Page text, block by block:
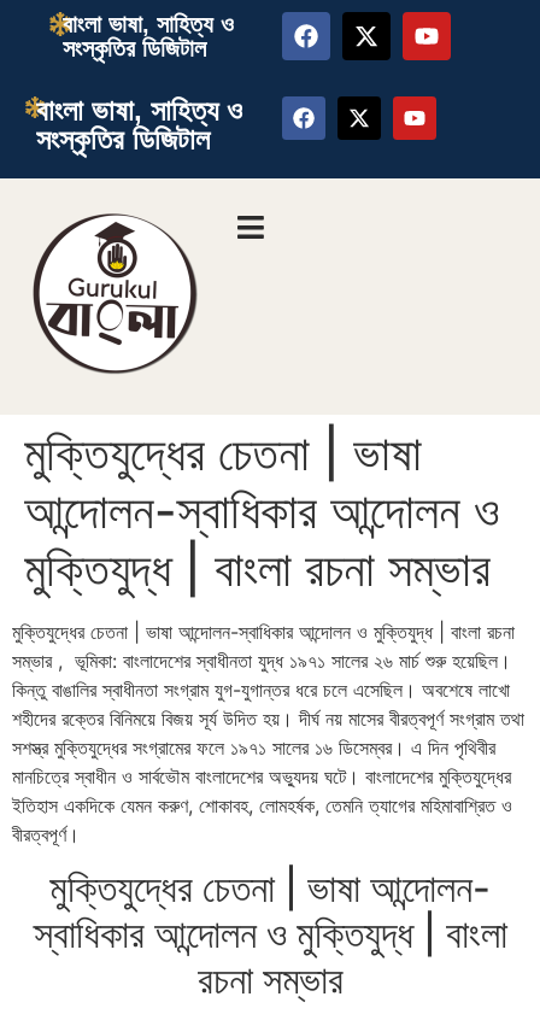
বাংলা ভাষা, সাহিত্য ও
সংস্কৃতির ডিজিটাল
বাংলা ভাষা, সাহিত্য ও
সংস্কৃতির ডিজিটাল
মুক্তিযুদ্ধের চেতনা | ভাষা
আন্দোলন-স্বাধিকার আন্দোলন ও
মুক্তিযুদ্ধ | বাংলা রচনা সম্ভার
মুক্তিযুদ্ধের চেতনা | ভাষা আন্দোলন-স্বাধিকার আন্দোলন ও মুক্তিযুদ্ধ | বাংলা রচনা
সম্ভার , ভূমিকা: বাংলাদেশের স্বাধীনতা যুদ্ধ ১৯৭১ সালের ২৬ মার্চ শুরু হয়েছিল।
কিন্তু বাঙালির স্বাধীনতা সংগ্রাম যুগ-যুগান্তর ধরে চলে এসেছিল। অবশেষে লাখো
শহীদের রক্তের বিনিময়ে বিজয় সূর্য উদিত হয়। দীর্ঘ নয় মাসের বীরত্বপূর্ণ সংগ্রাম তথা
সশস্ত্র মুক্তিযুদ্ধের সংগ্রামের ফলে ১৯৭১ সালের ১৬ ডিসেম্বর। এ দিন পৃথিবীর
মানচিত্রে স্বাধীন ও সার্বভৌম বাংলাদেশের অভ্যুদয় ঘটে। বাংলাদেশের মুক্তিযুদ্ধের
ইতিহাস একদিকে যেমন করুণ, শোকাবহ, লোমহর্ষক, তেমনি ত্যাগের মহিমাবাশ্রিত ও
বীরত্বপূর্ণ।
মুক্তিযুদ্ধের চেতনা | ভাষা আন্দোলন-
স্বাধিকার আন্দোলন ও মুক্তিযুদ্ধ | বাংলা
রচনা সম্ভার